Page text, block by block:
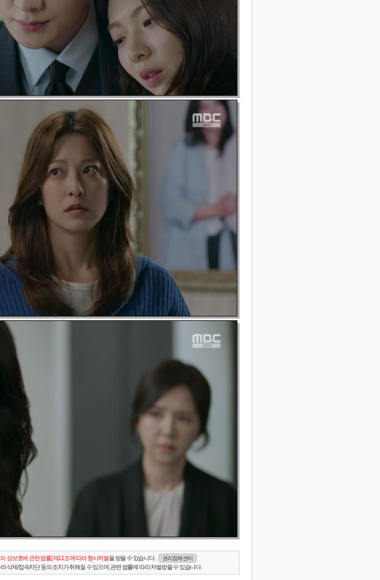
성보호에 관한 법률] 제11조에 따라 형사처벌을 받을 수 있습니다. 권리침해 센터
삭제/접속차단 등의 조치가 취해질 수 있으며, 관련 법률에 따라 처벌받을 수 있습니다.